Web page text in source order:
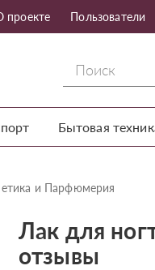
проекте Пользователи
Бытовая
и Парфюмерия
Лак для
отзывы